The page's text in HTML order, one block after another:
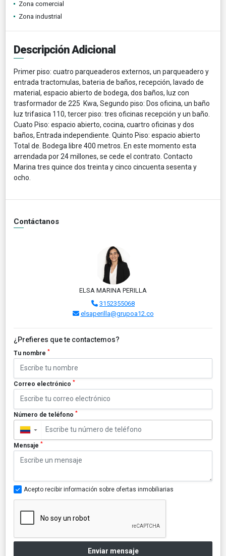
Zona comercial
Zona industrial
Descripción Adicional
Primer piso: cuatro parqueaderos externos, un parqueadero y
entrada tractomulas, bateria de baños, recepción, lavado de
material, espacio abierto de bodega, dos baños, luz con
trasformador de 225 Kwa, Segundo piso: Dos oficina, un baño
luz trifasica 110, tercer piso: tres oficinas recepción y un baño.
Cuato Piso: espacio abierto, cocina, cuartro oficinas y dos
baños, Entrada independiente. Quinto Piso: espacio abierto
Total de. Bodega libre 400 metros. En este momento esta
arrendada por 24 millones, se cede el contrato. Contacto
Marina tres quince dos treinta y cinco cincuenta sesenta y
ocho.
Contáctanos
ELSA MARINA PERILLA
3152355068
elsaperilla@grupoa12.co
¿Prefieres que te contactemos?
Tu nombre *
Correo electrónico *
Número de teléfono *
▼
Mensaje *
Acepto recibir información sobre ofertas inmobiliarias
Enviar mensaje